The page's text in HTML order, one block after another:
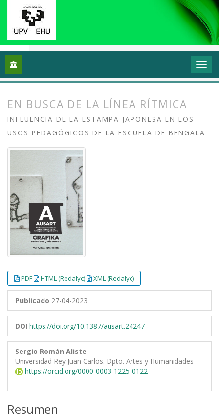
Inicio Vol. 11 Núm. 1 (2023): Grafika: Prácticas y
EN BUSCA DE LA LÍNEA RÍTMICA
INFLUENCIA DE LA ESTAMPA JAPONESA EN LOS
USOS PEDAGÓGICOS DE LA ESCUELA DE BENGALA
PDF HTML (Redalyc) XML (Redalyc)
Publicado 27-04-2023
DOI https://doi.org/10.1387/ausart.24247
Sergio Román Aliste
Universidad Rey Juan Carlos. Dpto. Artes y Humanidades
https://orcid.org/0000-0003-1225-0122
Resumen